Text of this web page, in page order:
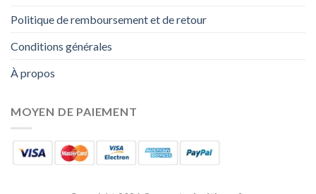
Politique de remboursement et de retour
Conditions générales
À propos
MOYEN DE PAIEMENT